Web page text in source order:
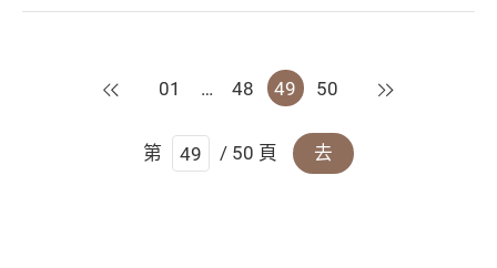
上一頁
01 … 48 49 50 下一頁
第 / 50 頁 去